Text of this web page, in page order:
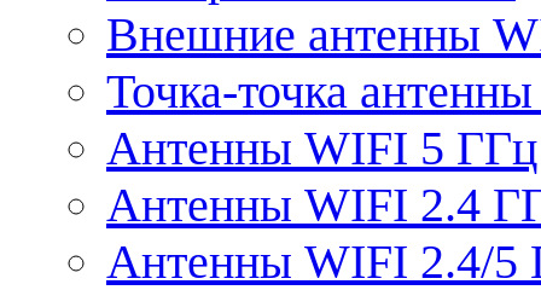
Внешние антенны
Точка-точка
Антенны WIFI 5 ГГц
Антенны WIFI 2.4
Антенны WIFI 2.4/5